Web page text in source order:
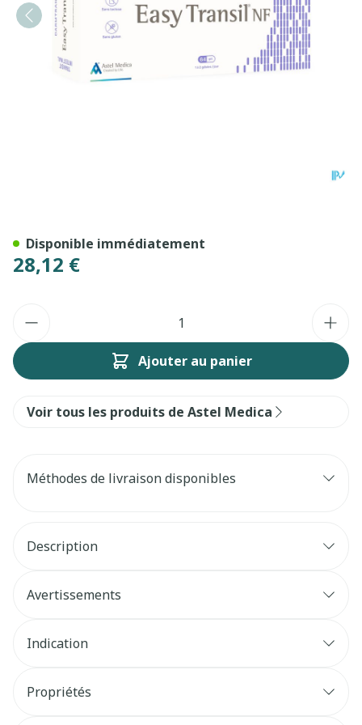
28,12 €
Ajouter au panier
Disponible immédiatement
Voir tous les produits de Astel Medica
Méthodes de livraison disponibles
Description
Avertissements
Indication
Propriétés